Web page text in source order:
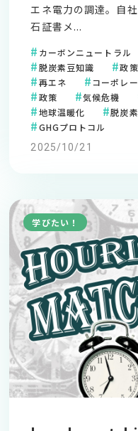
エネ電力の調達。自
石証書メ...
カーボンニュートラル
脱炭素豆知識
政
再エネ
コーポレ
政策
気候危機
地球温暖化
脱炭
GHGプロトコル
2025/10/21
学びたい！